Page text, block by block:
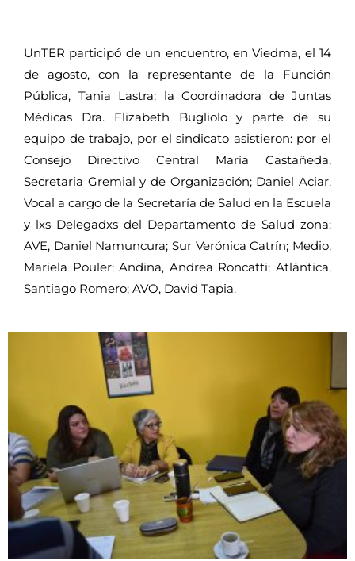
UnTER participó de un encuentro, en Viedma, el 14
de agosto, con la representante de la Función
Pública, Tania Lastra; la Coordinadora de Juntas
Médicas Dra. Elizabeth Bugliolo y parte de su
equipo de trabajo, por el sindicato asistieron: por el
Consejo Directivo Central María Castañeda,
Secretaria Gremial y de Organización; Daniel Aciar,
Vocal a cargo de la Secretaría de Salud en la Escuela
y lxs Delegadxs del Departamento de Salud zona:
AVE, Daniel Namuncura; Sur Verónica Catrín; Medio,
Mariela Pouler; Andina, Andrea Roncatti; Atlántica,
Santiago Romero; AVO, David Tapia.